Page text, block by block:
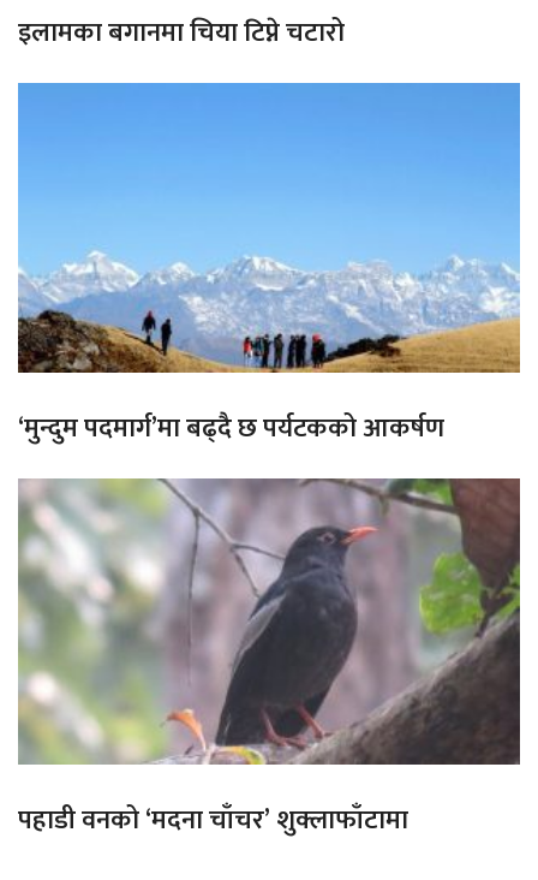
इलामका बगानमा चिया टिप्ने चटारो
‘मुन्दुम पदमार्ग’मा बढ्दै छ पर्यटकको आकर्षण
पहाडी वनको ‘मदना चाँचर’ शुक्लाफाँटामा